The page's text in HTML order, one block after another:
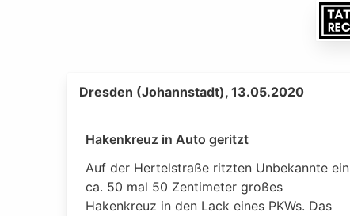
Dresden (Johannstadt), 13.05.2020
Hakenkreuz in Auto geritzt
Auf der Hertelstraße ritzten Unbekannte ein
ca. 50 mal 50 Zentimeter großes
Hakenkreuz in den Lack eines PKWs. Das